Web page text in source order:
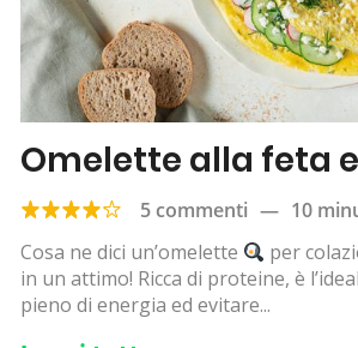
Omelette alla feta
5 commenti — 10
Cosa ne dici un’omelette
per
in un attimo! Ricca di proteine, è
pieno di energia ed evitare...